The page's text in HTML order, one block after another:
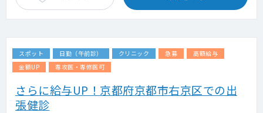
スポット 日勤（午前診） クリニック 急募
高額給与
金額UP
専攻医・専修医可
さらに給与UP！京都府京都市右京区での出
張健診